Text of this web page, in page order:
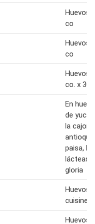
Huevos
co
Huevos
co
Huevos
co. x 30
En
de yuca
la
paisa,
lácteas
gloria
Huevos
Huevos